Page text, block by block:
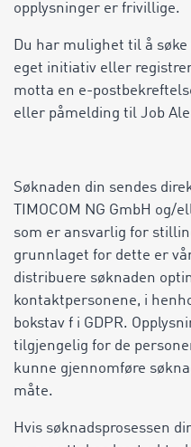
opplysninger er frivillige.
Du har mulighet til å
eget initiativ eller
motta en e-
eller påmelding til Job
Søknaden din sendes
TIMOCOM NG GmbH
som er ansvarlig for
grunnlaget for dette er
distribuere søknaden
kontaktpersonene, i
bokstav f i GDPR.
tilgjengelig for de
kunne gjennomføre
måte.
Hvis søknadsprosessen